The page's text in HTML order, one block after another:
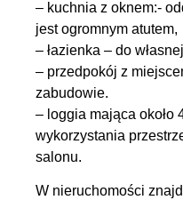
– kuchnia z oknem:-
jest ogromnym atutem,
– łazienka – do
– przedpokój z
zabudowie.
– loggia mająca około
wykorzystania
salonu.
W nieruchomości